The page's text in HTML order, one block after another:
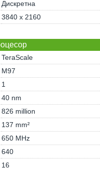
Дискретна
3840 x 2160
TeraScale
M97
1
40 nm
826 million
137 mm²
650 MHz
640
16